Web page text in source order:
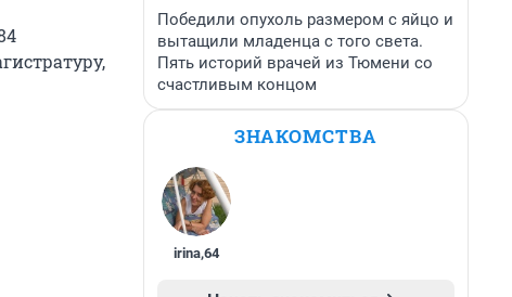
Победили опухоль размером с яйцо и
вытащили младенца с того света.
Пять историй врачей из Тюмени со
счастливым концом
ЗНАКОМСТВА
irina,64